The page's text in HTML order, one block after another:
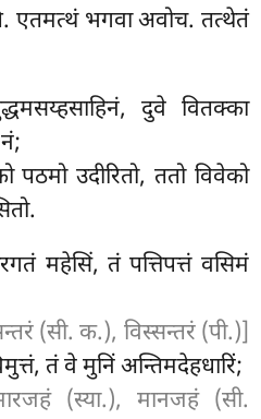
एतमत्थं भगवा अवोच. तत्थेतं
दुवे वितक्का
पठमो उदीरितो, ततो विवेको
महेसिं, तं पत्तिपत्तं वसिमं
(सी. क.), विस्सन्तरं (पी.)]
तं वे मुनिं अन्तिमदेहधारिं;
(स्या.), मानजहं (सी.